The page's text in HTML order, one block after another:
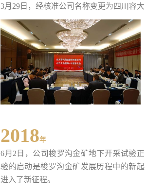
3月29日，经核准公司名称变更为四川容
2018年
6月2日，公司梭罗沟金矿地下开采试验
验的启动是梭罗沟金矿发展历程中的新
进入了新征程。